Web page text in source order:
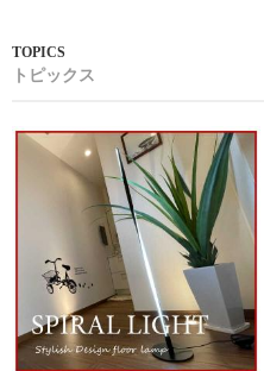
トピックス